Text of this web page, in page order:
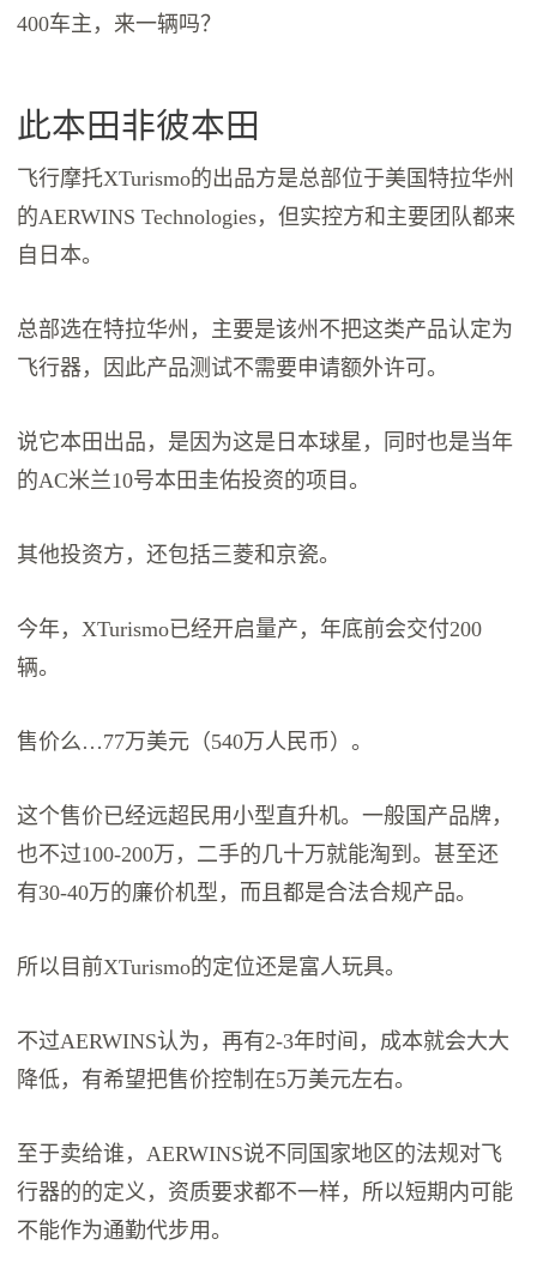
400车主，来一辆吗？
此本田非彼本田
飞行摩托XTurismo的出品方是总部位于美国特拉华州
的AERWINS Technologies，但实控方和主要团队都来
自日本。
总部选在特拉华州，主要是该州不把这类产品认定为
飞行器，因此产品测试不需要申请额外许可。
说它本田出品，是因为这是日本球星，同时也是当年
的AC米兰10号本田圭佑投资的项目。
其他投资方，还包括三菱和京瓷。
今年，XTurismo已经开启量产，年底前会交付200
辆。
售价么…77万美元（540万人民币）。
这个售价已经远超民用小型直升机。一般国产品牌，
也不过100-200万，二手的几十万就能淘到。甚至还
有30-40万的廉价机型，而且都是合法合规产品。
所以目前XTurismo的定位还是富人玩具。
不过AERWINS认为，再有2-3年时间，成本就会大大
降低，有希望把售价控制在5万美元左右。
至于卖给谁，AERWINS说不同国家地区的法规对飞
行器的的定义，资质要求都不一样，所以短期内可能
不能作为通勤代步用。